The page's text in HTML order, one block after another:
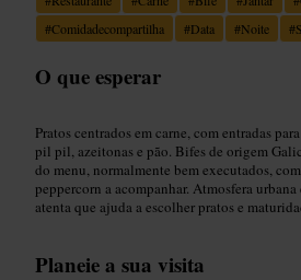
#Comidadecompartilha #Data #Noite #
O que esperar
Pratos centrados em carne, com entradas
pil pil, azeitonas e pão. Bifes de origem
do menu, normalmente bem executados,
peppercorn a acompanhar. Atmosfera
atenta que ajuda a escolher pratos e
Planeie a sua visita